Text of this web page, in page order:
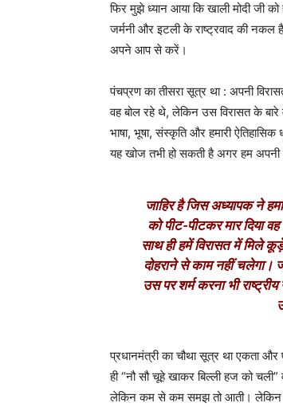
फिर मुझे ध्यान आया कि खाली मोदी जी को
जर्मनी और इटली के राष्ट्रवाद की
अपने आप से करें।
पंचप्रण का तीसरा सूत्र था : अपनी
वह बोल रहे थे, लेकिन उस विरासत के
भाषा, भूषा, संस्कृति और हमारी
यह खोज तभी हो सकती है अगर हम अपनी
जाहिर है जिस अध्यापक ने
को पीट-पीटकर मार दिया
साथ ही हमें विरासत में मिले
दोहराने से काम नहीं चलेगा।
उस पर शर्म करना भी
प्रधानमंत्री का चौथा सूत्र था एकता
ही “नौ सौ चूहे खाकर बिल्ली हज को
लेकिन कम से कम समझ तो आती। लेकिन